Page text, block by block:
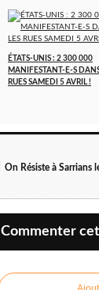
ÉTATS-UNIS : 2 300 000
MANIFESTANT-E-S
RUES SAMEDI 5 AVRIL !
On Résiste à Sarrians
Commenter